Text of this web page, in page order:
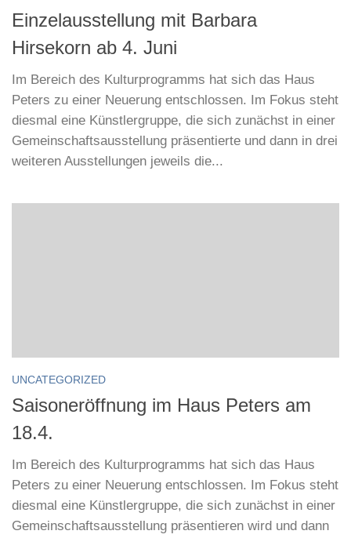
Einzelausstellung mit Barbara
Hirsekorn ab 4. Juni
Im Bereich des Kulturprogramms hat sich das Haus
Peters zu einer Neuerung entschlossen. Im Fokus steht
diesmal eine Künstlergruppe, die sich zunächst in einer
Gemeinschaftsausstellung präsentierte und dann in drei
weiteren Ausstellungen jeweils die...
UNCATEGORIZED
Saisoneröffnung im Haus Peters am
18.4.
Im Bereich des Kulturprogramms hat sich das Haus
Peters zu einer Neuerung entschlossen. Im Fokus steht
diesmal eine Künstlergruppe, die sich zunächst in einer
Gemeinschaftsausstellung präsentieren wird und dann